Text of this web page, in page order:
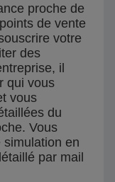
proche de
de vente
votre
des
il
qui vous
vous
du
Vous
en
par mail